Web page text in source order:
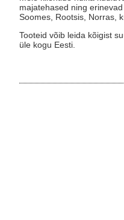
majatehased ning
Soomes, Rootsis, Norras,
Tooteid võib leida kõigist
üle kogu Eesti